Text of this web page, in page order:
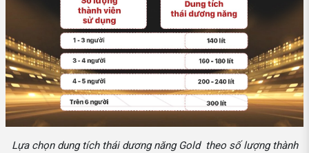
Lựa chọn dung tích thái dương năng Gold theo số lượng thành